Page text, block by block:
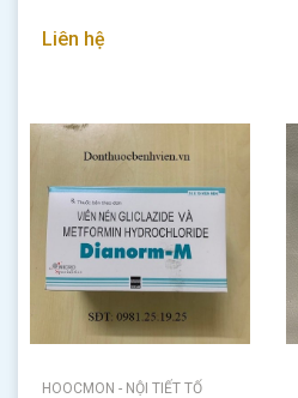
Liên hệ
HOOCMON - NỘI TIẾT TỐ